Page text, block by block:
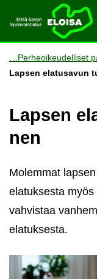
Etusi­vu
Siir­ry si­säl­töön
Per­heoi­keu­del­li­set
Lap­sen ela­tusa­vun
Lap­sen
nen
Molemmat
elatuksesta
vahvistaa
elatuksesta.